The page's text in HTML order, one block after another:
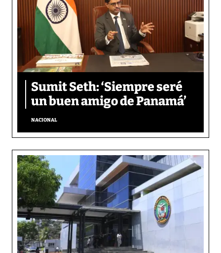
Sumit Seth: ‘Siempre seré
un buen amigo de Panamá’
NACIONAL